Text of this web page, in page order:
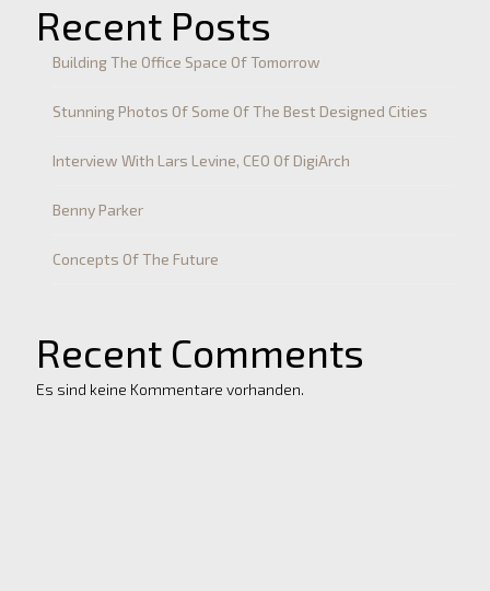
Recent Posts
Building The Office Space Of Tomorrow
Stunning Photos Of Some Of The Best Designed Cities
Interview With Lars Levine, CEO Of DigiArch
Benny Parker
Concepts Of The Future
Recent Comments
Es sind keine Kommentare vorhanden.